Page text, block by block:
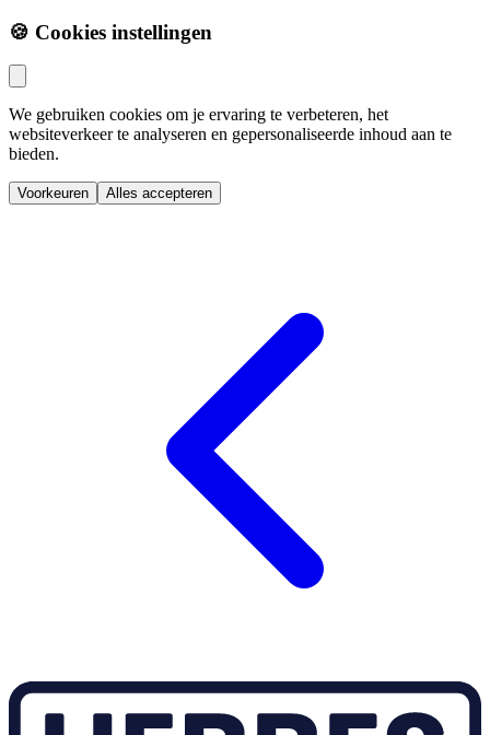
🍪 Cookies instellingen
We gebruiken cookies om je ervaring te verbeteren, het
websiteverkeer te analyseren en gepersonaliseerde inhoud aan te
bieden.
Voorkeuren Alles accepteren